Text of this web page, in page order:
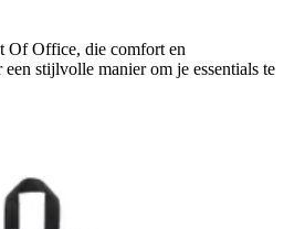
Of Office, die comfort en
stijlvolle manier om je essentials te